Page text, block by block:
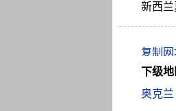
新西兰
下级地
奥克兰